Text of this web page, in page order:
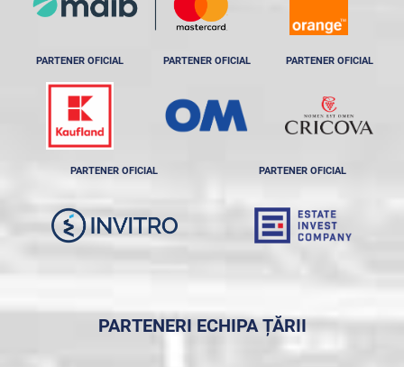
PARTENER OFICIAL PARTENER OFICIAL PARTENER OFICIAL
PARTENER OFICIAL PARTENER OFICIAL
PARTENERI ECHIPA ȚĂRII